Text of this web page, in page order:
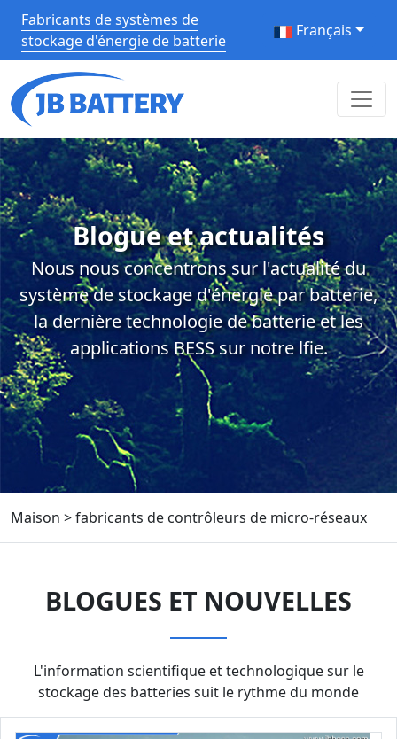
Fabricants de systèmes de
stockage d'énergie de batterie
Français
Blogue et actualités
Nous nous concentrons sur l'actualité du
système de stockage d'énergie par batterie,
la dernière technologie de batterie et les
applications BESS sur notre lfie.
Maison >fabricants de contrôleurs de micro-réseaux
BLOGUES ET NOUVELLES
L'information scientifique et technologique sur le
stockage des batteries suit le rythme du monde